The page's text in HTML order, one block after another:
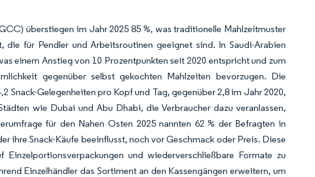
überstiegen im Jahr 2025 85 %, was traditionelle Mahlzeitmuster
für Pendler und Arbeitsroutinen geeignet sind. In Saudi-Arabien
einem Anstieg von 10 Prozentpunkten seit 2020 entspricht und zum
gegenüber selbst gekochten Mahlzeiten bevorzugen. Die
Snack-Gelegenheiten pro Kopf und Tag, gegenüber 2,8 im Jahr 2020,
wie Dubai und Abu Dhabi, die Verbraucher dazu veranlassen,
für den Nahen Osten 2025 nannten 62 % der Befragten in
ihre Snack-Käufe beeinflusst, noch vor Geschmack oder Preis. Diese
und wiederverschließbare Formate zu
Einzelhändler das Sortiment an den Kassengängen erweitern, um